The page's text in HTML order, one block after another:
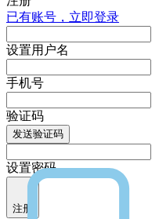
已有账号，立即登录
设置用户名
手机号
验证码
发送验证码
设置密码
注册